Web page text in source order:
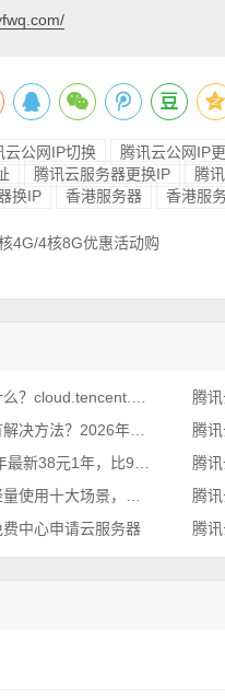
云公网IP切换 腾讯云公网IP
腾讯云服务器更换IP 腾
换IP 香港服务器 香港服
4G/4核8G优惠活动购
腾
中心申请云服务器